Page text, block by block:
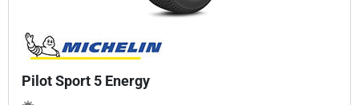
Pilot Sport 5 Energy